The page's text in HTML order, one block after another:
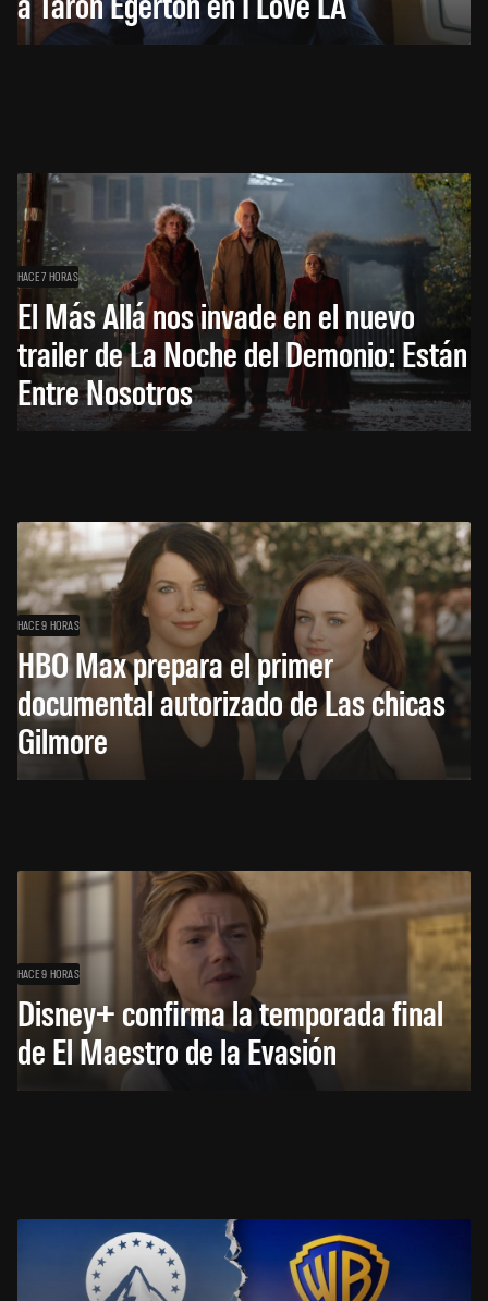
HACE 7 HORAS
El Más Allá nos invade en el nuevo
trailer de La Noche del Demonio: Están
Entre Nosotros
HACE 9 HORAS
HBO Max prepara el primer
documental autorizado de Las chicas
Gilmore
HACE 9 HORAS
Disney+ confirma la temporada final
de El Maestro de la Evasión